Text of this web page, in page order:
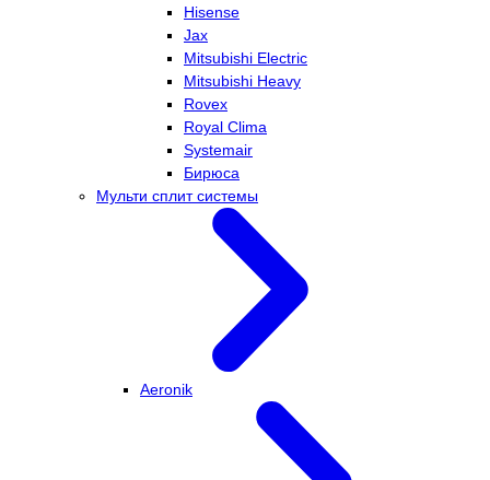
Hisense
Jax
Mitsubishi Electric
Mitsubishi Heavy
Rovex
Royal Clima
Systemair
Бирюса
Мульти сплит системы
Aeronik